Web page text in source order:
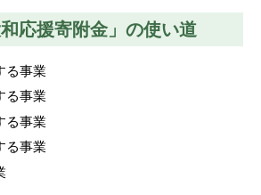
和応援寄附金」の使い道
る事業
る事業
る事業
る事業